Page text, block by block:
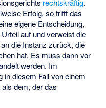
rechtskräftig.
Erfolg, so trifft das
eigene Entscheidung,
auf und verweist die
die Instanz zurück, die
hat. Es muss dann vor
werden. Im
in diesem Fall von einem
dem, der das